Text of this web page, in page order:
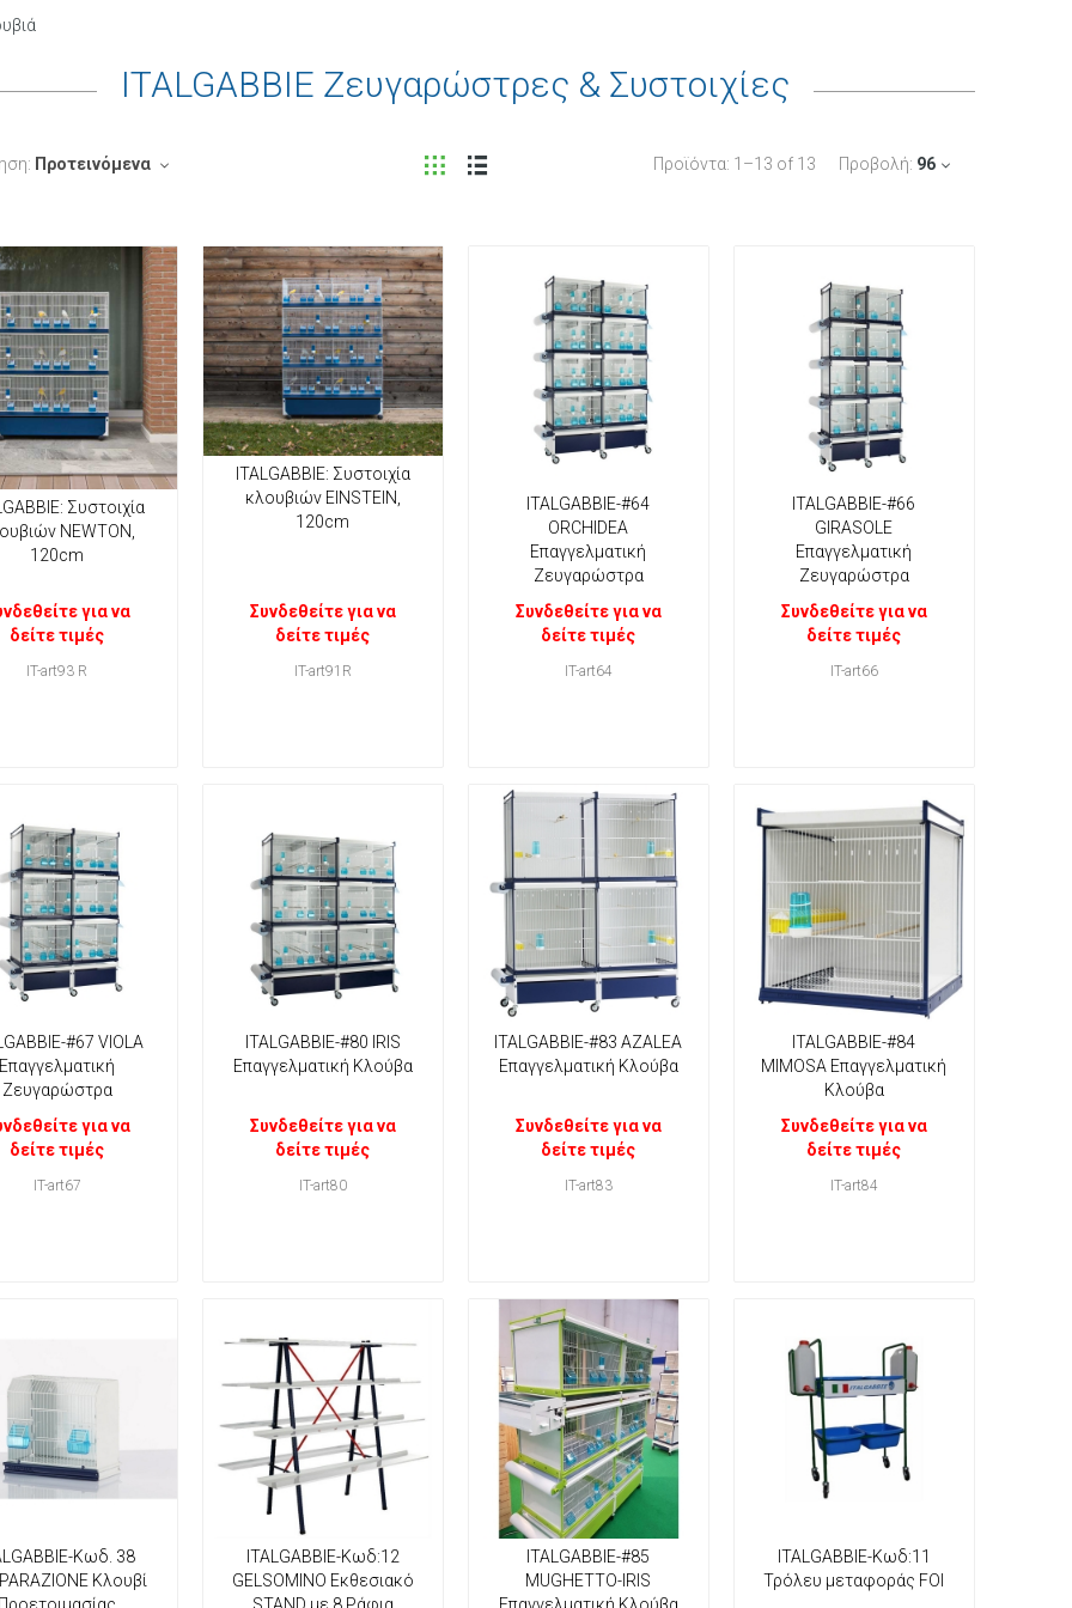
ITALGABBIE Ζευγαρώστρες & Συστοιχίες
Προϊόντα: 1 –13 of 13 Προβολή: 96
Προτεινόμενα
Συστοιχία
NEWTON,
120cm
για να
δείτε τιμές
IT-art93 R
ITALGABBIE: Συστοιχία
κλουβιών EINSTΕIN,
120cm
Συνδεθείτε για να
δείτε τιμές
IT-art91R
ITALGABBIE-#64
ORCHIDEA
Επαγγελματική
Ζευγαρώστρα
Συνδεθείτε για να
δείτε τιμές
IT-art64
ITALGABBIE-#66
GIRASOLE
Επαγγελματική
Ζευγαρώστρα
Συνδεθείτε για να
δείτε τιμές
IT-art66
#67 VIOLA
Επαγγελματική
Ζευγαρώστρα
για να
δείτε τιμές
IT-art67
ITALGABBIE-#80 IRIS
Επαγγελματική Κλούβα
Συνδεθείτε για να
δείτε τιμές
IT-art80
ITALGABBIE-#83 AZALEA
Επαγγελματική Κλούβα
Συνδεθείτε για να
δείτε τιμές
IT-art83
ITALGABBIE-#84
MIMOSA Επαγγελματική
Κλούβα
Συνδεθείτε για να
δείτε τιμές
IT-art84
Κωδ. 38
Κλουβί
ITALGABBIE-Κωδ:12
GELSOMINO Εκθεσιακό
ITALGABBIE-#85
MUGHETTO-IRIS
ITALGABBIE-Κωδ:11
Τρόλευ μεταφοράς FOI